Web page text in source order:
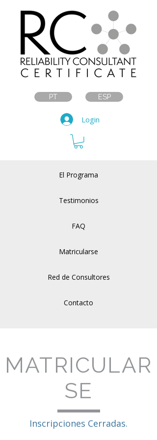
PT ESP
Login
El Programa
Testimonios
FAQ
Matricularse
Red de Consultores
Contacto
MATRICULAR
SE
Inscripciones Cerradas.